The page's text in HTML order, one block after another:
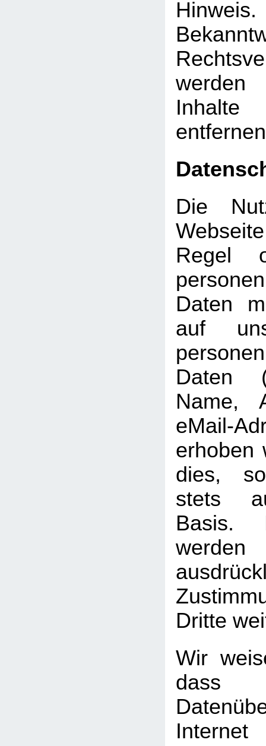
werden
Die
Regel
Daten
auf
Daten
Name,
eMail-
erhoben
dies,
stets
Basis.
Dritte
Wir